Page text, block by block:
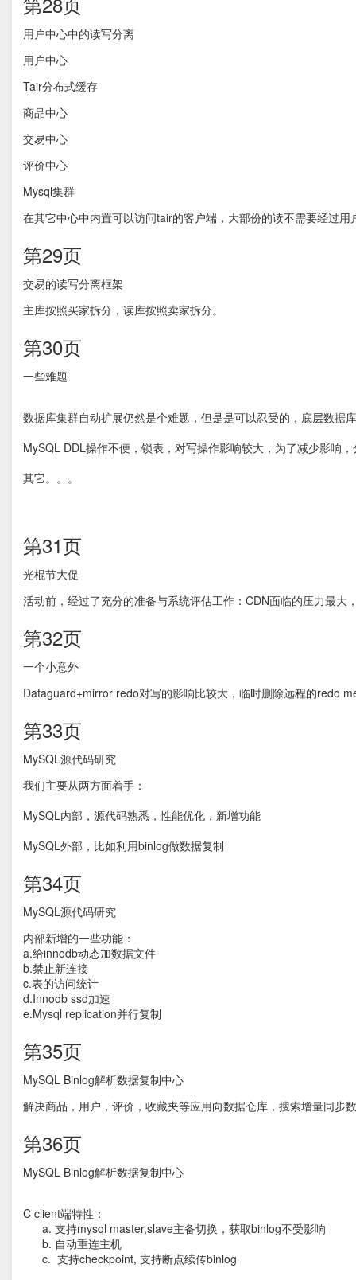
用户中心中的读写分离
用户中心
Tair分布式缓存
商品中心
交易中心
评价中心
Mysql集群
在其它中心中内置可以访问tair的客户端，大部份的读不需要经过
第29页
交易的读写分离框架
主库按照买家拆分，读库按照卖家拆分。
第30页
一些难题
数据库集群自动扩展仍然是个难题，但是是可以忍受的，底层数据
MySQL DDL操作不便，锁表，对写操作影响较大，为了减少影响
其它。。。
第31页
光棍节大促
活动前，经过了充分的准备与系统评估工作：CDN面临的压力最
第32页
一个小意外
Dataguard+mirror redo对写的影响比较大，临时删除远程的redo
第33页
MySQL源代码研究
我们主要从两方面着手：
MySQL内部，源代码熟悉，性能优化，新增功能
MySQL外部，比如利用binlog做数据复制
第34页
MySQL源代码研究
内部新增的一些功能：
a.给innodb动态加数据文件
b.禁止新连接
c.表的访问统计
d.Innodb ssd加速
e.Mysql replication并行复制
第35页
MySQL Binlog解析数据复制中心
解决商品，用户，评价，收藏夹等应用向数据仓库，搜索增量同步
第36页
MySQL Binlog解析数据复制中心
C client端特性：
a. 支持mysql master,slave主备切换，获取binlog不受影响
b. 自动重连主机
c. 支持checkpoint, 支持断点续传binlog